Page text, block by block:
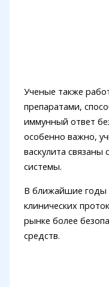
Ученые также
препаратами,
иммунный ответ
особенно важно,
васкулита
системы.
В ближайшие годы
клинических
рынке более
средств.